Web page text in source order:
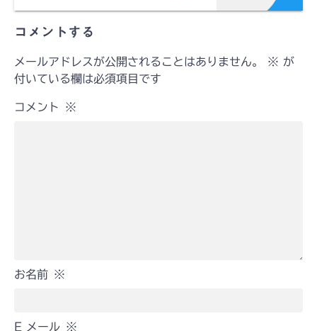
コメントする
メールアドレスが公開されることはありません。 ※ が
付いている欄は必須項目です
コメント ※
お名前 ※
E メール ※